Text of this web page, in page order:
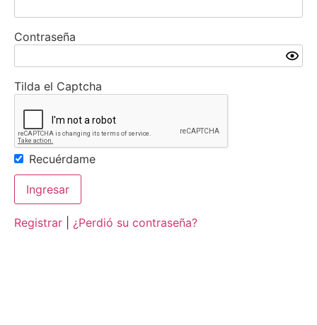
Contraseña
Tilda el Captcha
Recuérdame
Registrar ¿Perdió su contraseña?